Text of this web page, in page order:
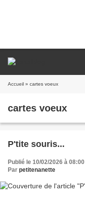
Accueil » cartes voeux
cartes voeux
P'tite souris...
Publié le 10/02/2026 à 08:00
Par petitenanette